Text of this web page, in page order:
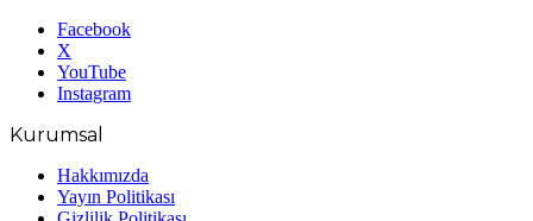
Facebook
X
YouTube
Instagram
Kurumsal
Hakkımızda
Yayın Politikası